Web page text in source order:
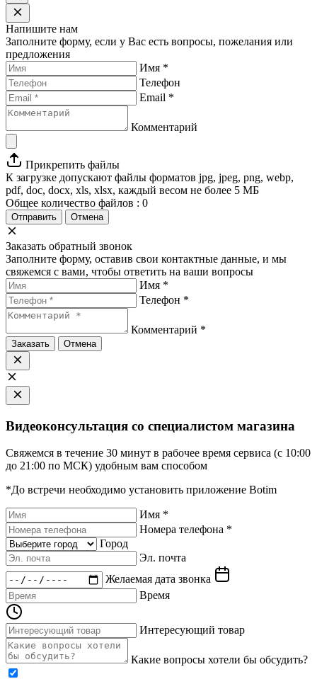
Напишите нам
Заполните форму, если у Вас есть вопросы, пожелания или
предложения
Имя *
Телефон
Email *
Комментарий
Прикрепить файлы
К загрузке допускают файлы форматов jpg, jpeg, png, webp,
pdf, doc, docx, xls, xlsx, каждый весом не более 5 МБ
Общее количество файлов : 0
Отправить Отмена
Заказать обратный звонок
Заполните форму, оставив свои контактные данные, и мы
свяжемся с вами, чтобы ответить на ваши вопросы
Имя *
Телефон *
Комментарий *
Заказать Отмена
Видеоконсультация со специалистом магазина
Свяжемся в течение 30 минут в рабочее время сервиса (с 10:00
до 21:00 по МСК) удобным вам способом
*До встречи необходимо установить приложение Botim
Имя *
Номера телефона *
Город
Эл. почта
Желаемая дата звонка
Время
Интересующий товар
Какие вопросы хотели бы обсудить?